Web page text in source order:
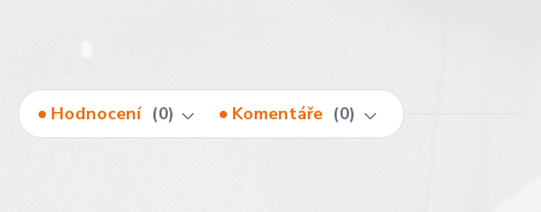
Hodnocení 0 Komentáře 0